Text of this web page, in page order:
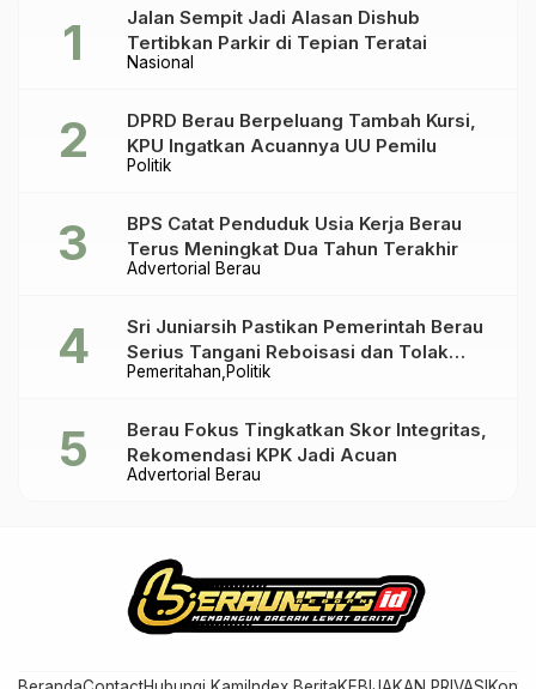
Nasional
Jalan Sempit Jadi Alasan Dishub
Tertibkan Parkir di Tepian Teratai
Politik
DPRD Berau Berpeluang Tambah Kursi,
KPU Ingatkan Acuannya UU Pemilu
Advertorial Berau
BPS Catat Penduduk Usia Kerja Berau
Terus Meningkat Dua Tahun Terakhir
Pemeritahan Politik
Sri Juniarsih Pastikan Pemerintah Berau
Serius Tangani Reboisasi dan Tolak
Praktik Ilegal
Advertorial Berau
Berau Fokus Tingkatkan Skor Integritas,
Rekomendasi KPK Jadi Acuan